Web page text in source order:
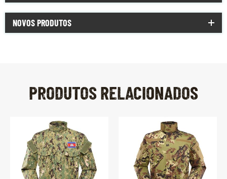
NOVOS PRODUTOS
PRODUTOS RELACIONADOS